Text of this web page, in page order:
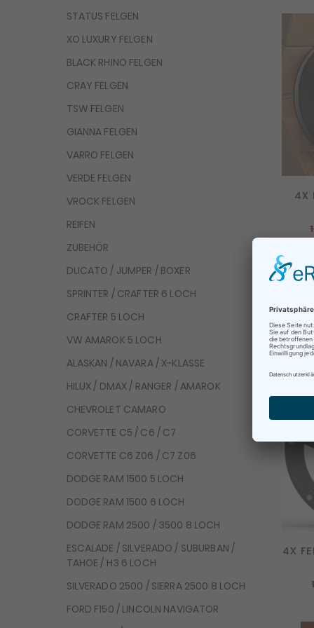
STATUS FELGEN
XO LUXURY FELGEN
BLACK RHINO FELGEN
CRAY FELGEN
TSW FELGEN
GIANNA FELGEN
VARRO FELGEN
VERDE FELGEN
VROCK FELGEN
REIFEN
ZUBEHÖR
DUCATO / JUMPER / BOXER
SPRINTER / CRAFTER 6 LOCH
CRAFTER 5 LOCH
VW AMAROK 5 LOCH
ALASKAN / NAVARA / X-KLASSE
HILUX / DMAX / RANGER / AMAROK
CHEVROLET CAMARO
CORVETTE C5 / C6 / C7
CORVETTE C6 Z06 / C7 Z06
DODGE RAM 1500 5 LOCH
DODGE RAM 1500 6 LOCH
DODGE RAM 2500 / 3500 8 LOCH
ESCALADE / SILVERADO / SUBURBAN /
TAHOE / H3 6 LOCH
SILVERADO 2500 / SIERRA 2500 8 LOCH
FORD F150 / LINCOLN NAVIGATOR
4X
4X